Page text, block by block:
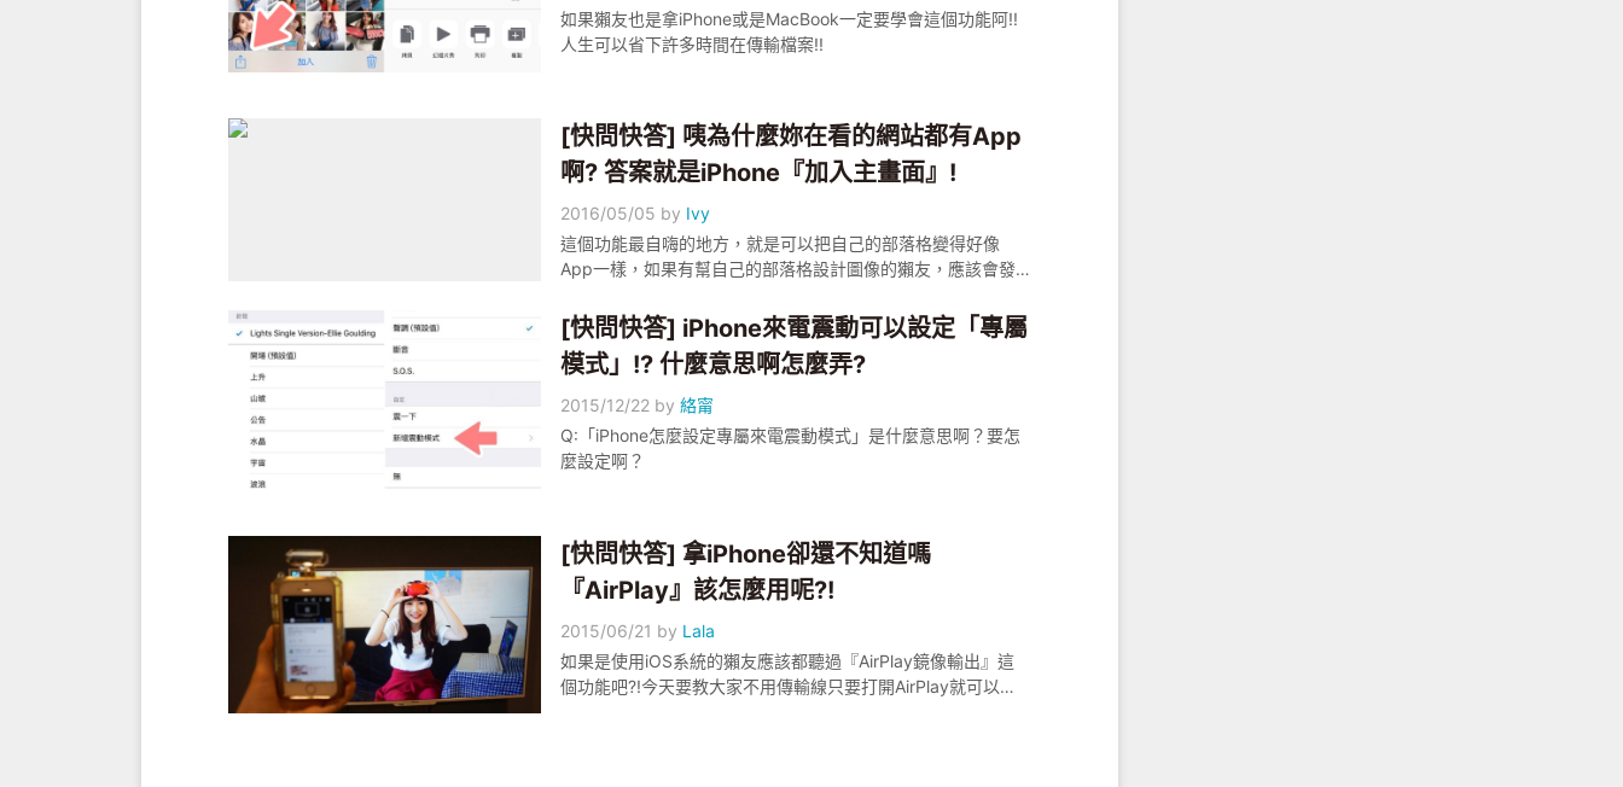
如果獺友也是拿iPhone或是MacBook一定要學會這個功能阿!!
人生可以省下許多時間在傳輸檔案!!
[快問快答] 咦為什麼妳在看的網站都有App
啊? 答案就是iPhone『加入主畫面』!
2016/05/05 by Ivy
這個功能最自嗨的地方，就是可以把自己的部落格變得好像
App一樣，如果有幫自己的部落格設計圖像的獺友，應該會發
[快問快答] iPhone來電震動可以設定「專屬
模式」!? 什麼意思啊怎麼弄?
2015/12/22 by絡甯
Q:「iPhone怎麼設定專屬來電震動模式」是什麼意思啊？要怎
麼設定啊？
[快問快答] 拿iPhone卻還不知道嗎
『AirPlay』該怎麼用呢?!
2015/06/21 by Lala
如果是使用iOS系統的獺友應該都聽過『AirPlay鏡像輸出』這
個功能吧?!今天要教大家不用傳輸線只要打開AirPlay就可以把